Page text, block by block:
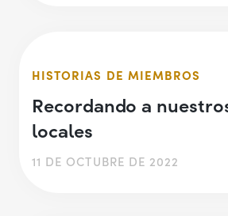
HISTORIAS DE MIEMBROS
Recordando a
locales
11 DE OCTUBRE DE 2022